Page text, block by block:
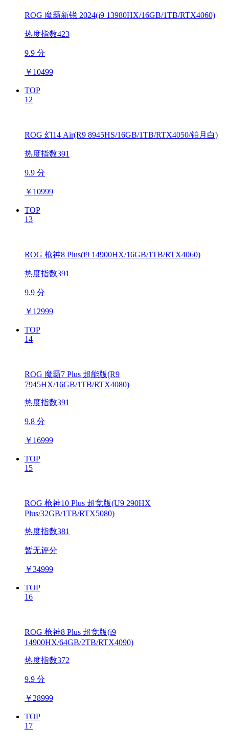
ROG 魔霸新锐 2024(i9 13980HX/16GB/1TB/RTX4060)
热度指数423
9.9 分
￥ 10499
TOP
12
ROG 幻14 Air(R9 8945HS/16GB/1TB/RTX4050/铂月白)
热度指数391
9.9 分
￥ 10999
TOP
13
ROG 枪神8 Plus(i9 14900HX/16GB/1TB/RTX4060)
热度指数391
9.9 分
￥ 12999
TOP
14
ROG 魔霸7 Plus 超能版(R9
7945HX/16GB/1TB/RTX4080)
热度指数391
9.8 分
￥ 16999
TOP
15
ROG 枪神10 Plus 超竞版(U9 290HX
Plus/32GB/1TB/RTX5080)
热度指数381
暂无评分
￥34999
TOP
16
ROG 枪神8 Plus 超竞版(i9
14900HX/64GB/2TB/RTX4090)
热度指数372
9.9 分
￥ 28999
TOP
17